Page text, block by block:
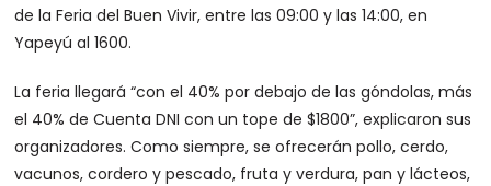
de la Feria del Buen Vivir, entre las 09:00 y las 14:00, en
Yapeyú al 1600.
La feria llegará “con el 40% por debajo de las góndolas, más
el 40% de Cuenta DNI con un tope de $1800”, explicaron sus
organizadores. Como siempre, se ofrecerán pollo, cerdo,
vacunos, cordero y pescado, fruta y verdura, pan y lácteos,